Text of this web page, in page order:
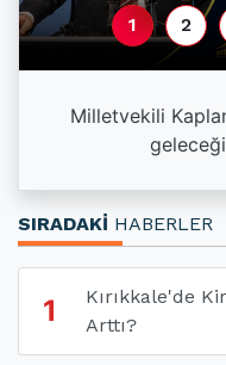
Milletvekili
1 2
SIRADAKİ HABERLER
1
Kırıkkale'de
Arttı?